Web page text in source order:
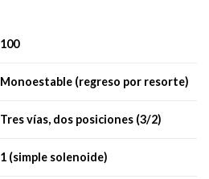
100
Monoestable (regreso por resorte)
Tres vías, dos posiciones (3/2)
1 (simple solenoide)